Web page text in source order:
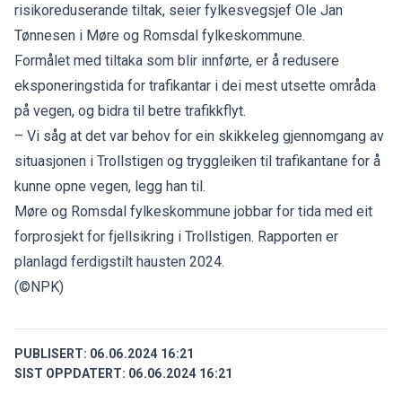
risikoreduserande tiltak, seier fylkesvegsjef Ole Jan
Tønnesen i Møre og Romsdal fylkeskommune.
Formålet med tiltaka som blir innførte, er å redusere
eksponeringstida for trafikantar i dei mest utsette områda
på vegen, og bidra til betre trafikkflyt.
– Vi såg at det var behov for ein skikkeleg gjennomgang av
situasjonen i Trollstigen og tryggleiken til trafikantane for å
kunne opne vegen, legg han til.
Møre og Romsdal fylkeskommune jobbar for tida med eit
forprosjekt for fjellsikring i Trollstigen. Rapporten er
planlagd ferdigstilt hausten 2024.
(©NPK)
PUBLISERT: 06.06.2024 16:21
SIST OPPDATERT: 06.06.2024 16:21